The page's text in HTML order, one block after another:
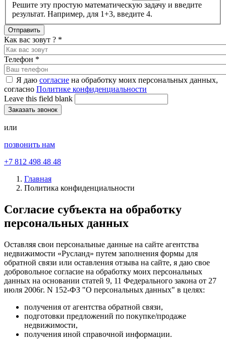
Решите эту простую математическую задачу и введите
результат. Например, для 1+3, введите 4.
Как вас зовут ? *
Телефон *
Я даю согласие на обработку моих персональных данных,
согласно Политике конфиденциальности
Leave this field blank
или
позвонить нам
+7 812 498 48 48
Главная
Политика конфиденциальности
Согласие субъекта на обработку
персональных данных
Оставляя свои персональные данные на сайте агентства
недвижимости «Русланд» путем заполнения формы для
обратной связи или оставления отзыва на сайте, я даю свое
добровольное согласие на обработку моих персональных
данных на основании статей 9, 11 Федерального закона от 27
июля 2006г. N 152-ФЗ "О персональных данных" в целях:
получения от агентства обратной связи,
подготовки предложений по покупке/продаже
недвижимости,
получения иной справочной информации.